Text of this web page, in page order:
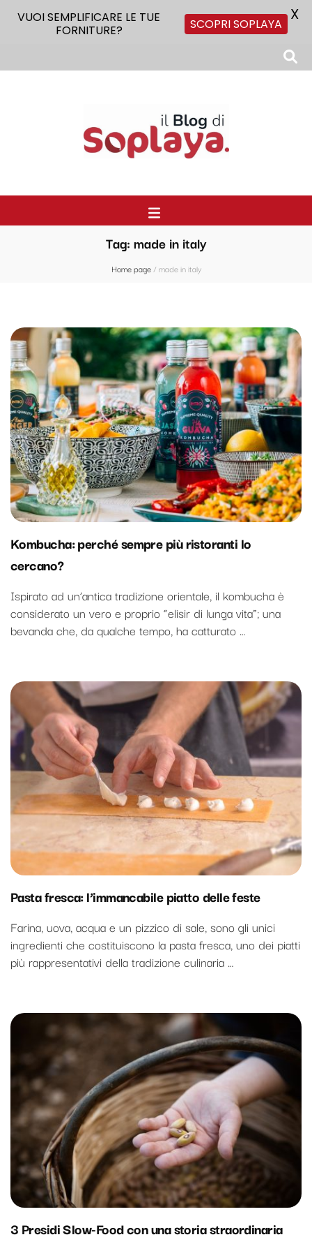
Tag: made in italy
Home page/made in italy
Kombucha: perché sempre più ristoranti lo
cercano?
Ispirato ad un’antica tradizione orientale, il kombucha è
considerato un vero e proprio “elisir di lunga vita”; una
bevanda che, da qualche tempo, ha catturato …
Pasta fresca: l’immancabile piatto delle feste
Farina, uova, acqua e un pizzico di sale, sono gli unici
ingredienti che costituiscono la pasta fresca, uno dei piatti
più rappresentativi della tradizione culinaria …
3 Presidi Slow-Food con una storia straordinaria
VUOI SEMPLIFICARE LE TUE
FORNITURE?
SCOPRI SOPLAYA X